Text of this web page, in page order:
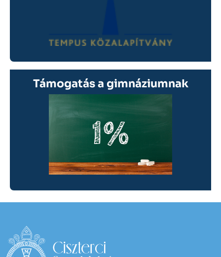
Támogatás a gimnáziumnak